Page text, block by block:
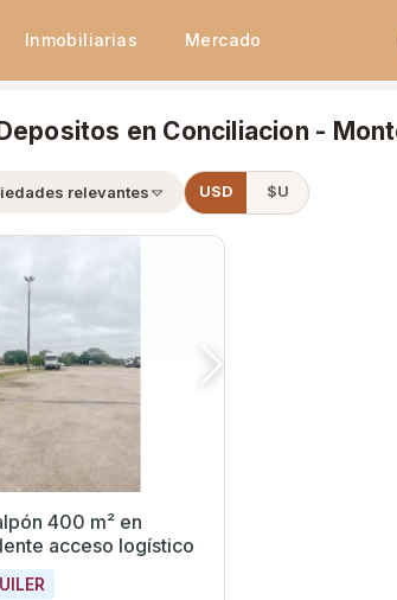
Inmobiliarias Mercado
en Conciliacion -
relevantes USD $U
400 m² en
acceso logístico